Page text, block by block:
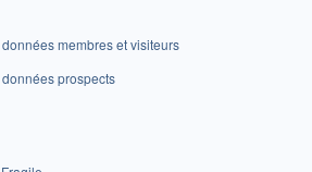
membres et visiteurs
prospects